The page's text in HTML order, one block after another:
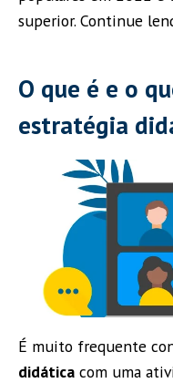
superior. Continue
O que é e o
estratégia
É muito frequente
didática com uma